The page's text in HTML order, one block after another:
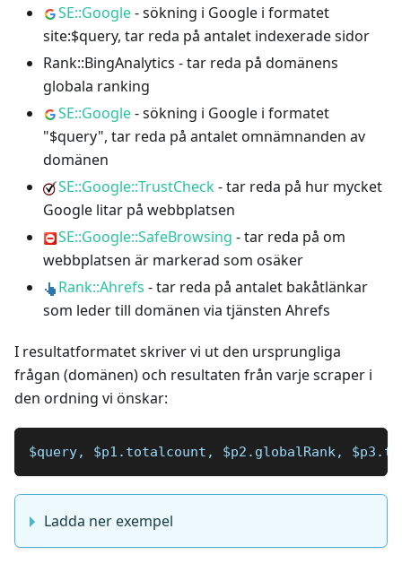
SE::Google- sökning i Google i formatet
site:$query, tar reda på antalet indexerade sidor
Rank::BingAnalytics - tar reda på domänens
globala ranking
SE::Google- sökning i Google i formatet
"$query", tar reda på antalet omnämnanden av
domänen
SE::Google::TrustCheck- tar reda på hur mycket
Google litar på webbplatsen
SE::Google::SafeBrowsing - tar reda på om
webbplatsen är markerad som osäker
Rank::Ahrefs - tar reda på antalet bakåtlänkar
som leder till domänen via tjänsten Ahrefs
I resultatformatet skriver vi ut den ursprungliga
frågan (domänen) och resultaten från varje scraper i
den ordning vi önskar:
$query, $p1.totalcount, $p2.globalRank,
Ladda ner exempel